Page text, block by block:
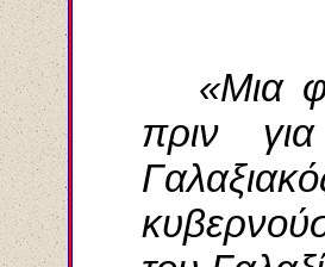
«Μια
πριν